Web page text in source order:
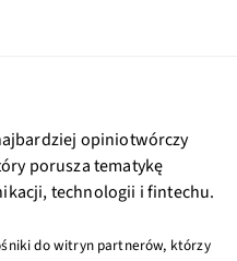
opiniotwórczy
porusza tematykę
technologii i fintechu.
do witryn partnerów, którzy